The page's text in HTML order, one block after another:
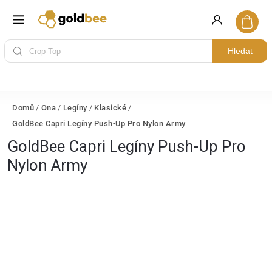
Hledat
Domů / Ona / Legíny / Klasické /
GoldBee Capri Legíny Push-Up Pro Nylon Army
GoldBee Capri Legíny Push-Up Pro
Nylon Army